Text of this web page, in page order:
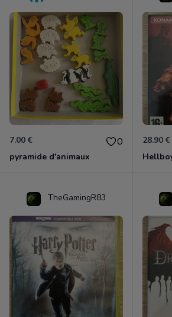
7.00 € 0
pyramide d'animaux
28.90 €
TheGamingR83